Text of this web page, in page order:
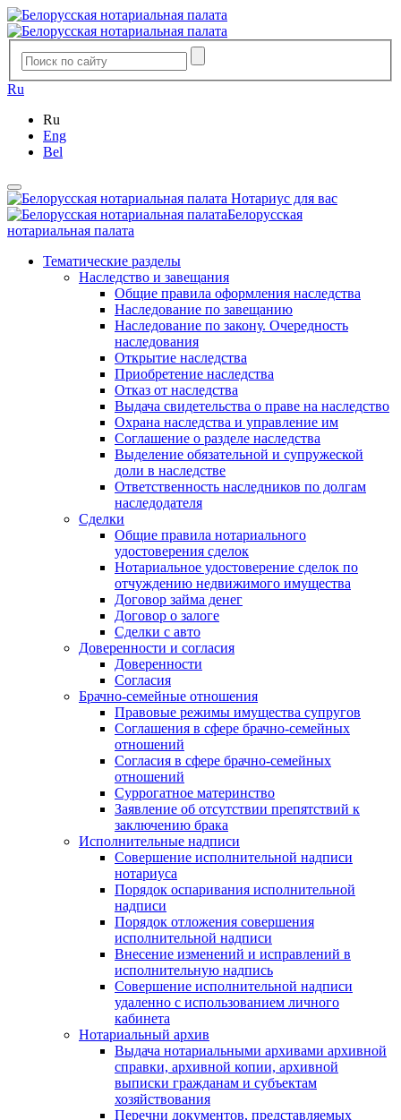
Ru
Ru
Eng
Bel
Нотариус для вас
Белорусская
нотариальная палата
Тематические разделы
Наследство и завещания
Общие правила оформления наследства
Наследование по завещанию
Наследование по закону. Очередность
наследования
Открытие наследства
Приобретение наследства
Отказ от наследства
Выдача свидетельства о праве на наследство
Охрана наследства и управление им
Соглашение о разделе наследства
Выделение обязательной и супружеской
доли в наследстве
Ответственность наследников по долгам
наследодателя
Сделки
Общие правила нотариального
удостоверения сделок
Нотариальное удостоверение сделок по
отчуждению недвижимого имущества
Договор займа денег
Договор о залоге
Сделки с авто
Доверенности и согласия
Доверенности
Согласия
Брачно-семейные отношения
Правовые режимы имущества супругов
Соглашения в сфере брачно-семейных
отношений
Согласия в сфере брачно-семейных
отношений
Суррогатное материнство
Заявление об отсутствии препятствий к
заключению брака
Исполнительные надписи
Совершение исполнительной надписи
нотариуса
Порядок оспаривания исполнительной
надписи
Порядок отложения совершения
исполнительной надписи
Внесение изменений и исправлений в
исполнительную надпись
Совершение исполнительной надписи
удаленно с использованием личного
кабинета
Нотариальный архив
Выдача нотариальными архивами архивной
справки, архивной копии, архивной
выписки гражданам и субъектам
хозяйствования
Перечни документов, представляемых